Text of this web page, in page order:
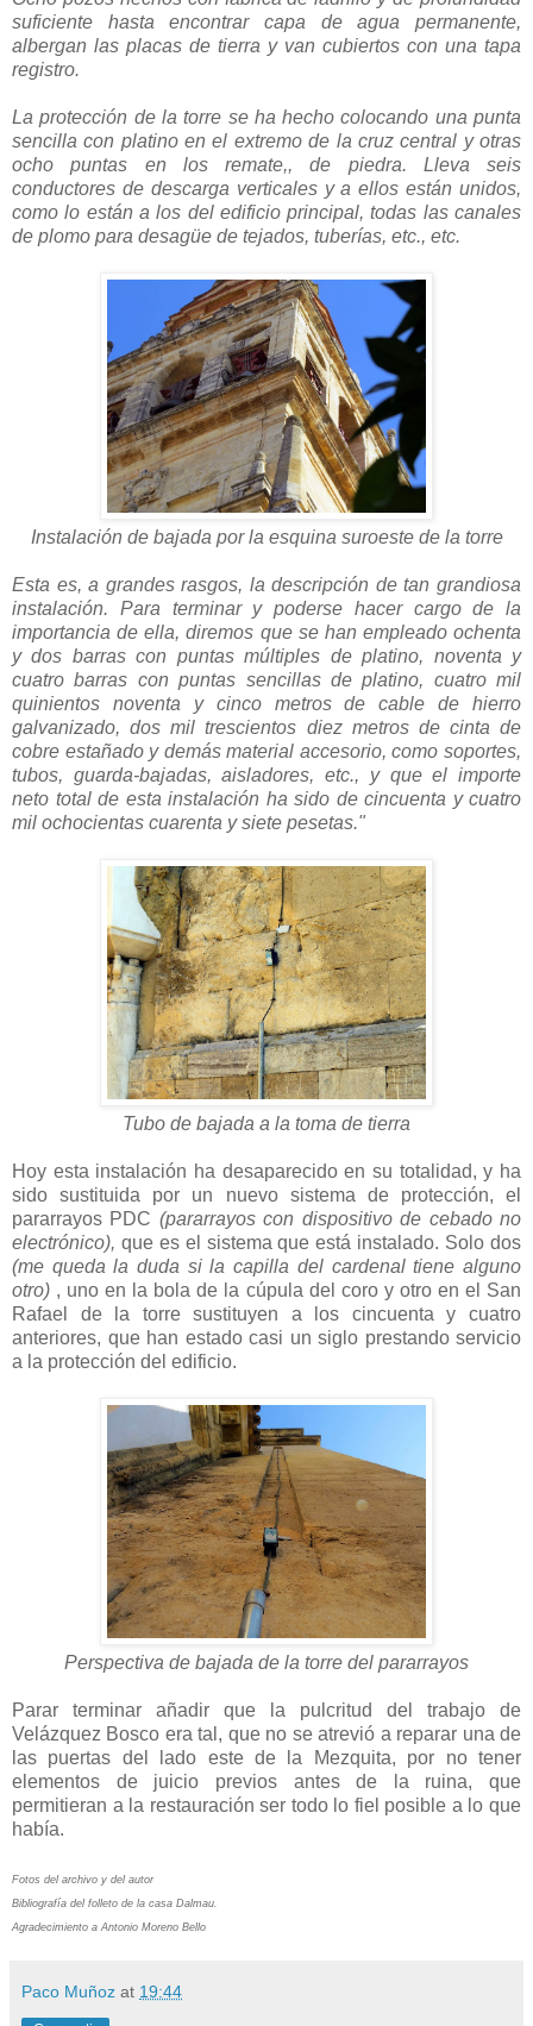
suficiente hasta encontrar capa de agua permanente,
albergan las placas de tierra y van cubiertos con una tapa
registro.
La protección de la torre se ha hecho colocando una punta
sencilla con platino en el extremo de la cruz central y otras
ocho puntas en los remate,, de piedra. Lleva seis
conductores de descarga verticales y a ellos están unidos,
como lo están a los del edificio principal, todas las canales
de plomo para desagüe de tejados, tuberías, etc., etc.
Instalación de bajada por la esquina suroeste de la torre
Esta es, a grandes rasgos, la descripción de tan grandiosa
instalación. Para terminar y poderse hacer cargo de la
importancia de ella, diremos que se han empleado ochenta
y dos barras con puntas múltiples de platino, noventa y
cuatro barras con puntas sencillas de platino, cuatro mil
quinientos noventa y cinco metros de cable de hierro
galvanizado, dos mil trescientos diez metros de cinta de
cobre estañado y demás material accesorio, como soportes,
tubos, guarda-bajadas, aisladores, etc., y que el importe
neto total de esta instalación ha sido de cincuenta y cuatro
mil ochocientas cuarenta y siete pesetas."
Tubo de bajada a la toma de tierra
Hoy esta instalación ha desaparecido en su totalidad, y ha
sido sustituida por un nuevo sistema de protección, el
pararrayos PDC (pararrayos con dispositivo de cebado no
electrónico), que es el sistema que está instalado. Solo dos
(me queda la duda si la capilla del cardenal tiene alguno
otro) , uno en la bola de la cúpula del coro y otro en el San
Rafael de la torre sustituyen a los cincuenta y cuatro
anteriores, que han estado casi un siglo prestando servicio
a la protección del edificio.
Perspectiva de bajada de la torre del pararrayos
Parar terminar añadir que la pulcritud del trabajo de
Velázquez Bosco era tal, que no se atrevió a reparar una de
las puertas del lado este de la Mezquita, por no tener
elementos de juicio previos antes de la ruina, que
permitieran a la restauración ser todo lo fiel posible a lo que
había.
Fotos del archivo y del autor
Bibliografía del folleto de la casa Dalmau.
Agradecimiento a Antonio Moreno Bello
Paco Muñoz at 19:44